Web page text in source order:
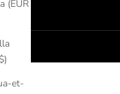
(EUR
et-